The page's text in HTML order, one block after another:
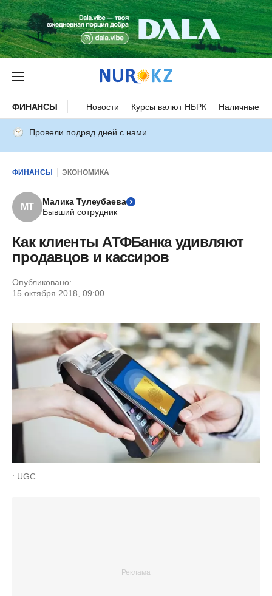
ФИНАНСЫ Новости Курсы валют НБРК Наличные
Провели подряд дней с нами
ФИНАНСЫ ЭКОНОМИКА
МТ
Малика Тулеубаева
Бывший сотрудник
Как клиенты АТФБанка удивляют
продавцов и кассиров
Опубликовано:
15 октября 2018, 09:00
: UGC